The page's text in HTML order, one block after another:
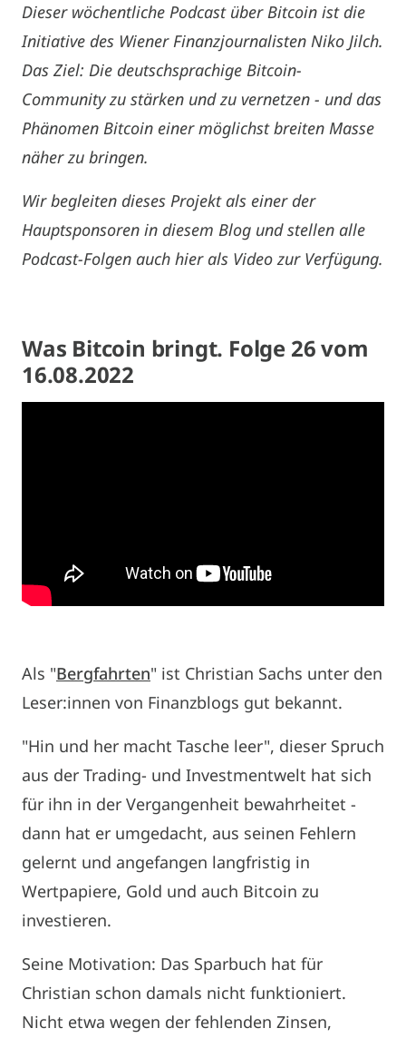
Dieser wöchentliche Podcast über Bitcoin ist die
Initiative des Wiener Finanzjournalisten Niko Jilch.
Das Ziel: Die deutschsprachige Bitcoin-
Community zu stärken und zu vernetzen - und das
Phänomen Bitcoin einer möglichst breiten Masse
näher zu bringen.
Wir begleiten dieses Projekt als einer der
Hauptsponsoren in diesem Blog und stellen alle
Podcast-Folgen auch hier als Video zur Verfügung.
Was Bitcoin bringt. Folge 26 vom
16.08.2022
Als "Bergfahrten" ist Christian Sachs unter den
Leser:innen von Finanzblogs gut bekannt.
"Hin und her macht Tasche leer", dieser Spruch
aus der Trading- und Investmentwelt hat sich
für ihn in der Vergangenheit bewahrheitet -
dann hat er umgedacht, aus seinen Fehlern
gelernt und angefangen langfristig in
Wertpapiere, Gold und auch Bitcoin zu
investieren.
Seine Motivation: Das Sparbuch hat für
Christian schon damals nicht funktioniert.
Nicht etwa wegen der fehlenden Zinsen,